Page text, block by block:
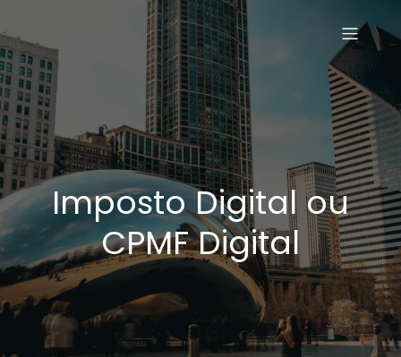
Imposto Digital ou
CPMF Digital